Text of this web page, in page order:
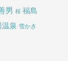
男 桜 福島
泉 雪かき